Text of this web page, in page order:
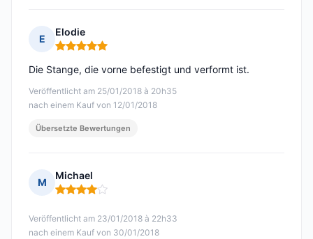
E
Elodie
Hinweis: 5 von 5
Veröffentlicht am 25/01/2018 à 20h35
nach einem Kauf von 12/01/2018
Die Stange, die vorne befestigt und verformt ist.
Übersetzte Bewertungen
M
Michael
Hinweis: 4 von 5
Veröffentlicht am 23/01/2018 à 22h33
nach einem Kauf von 30/01/2018